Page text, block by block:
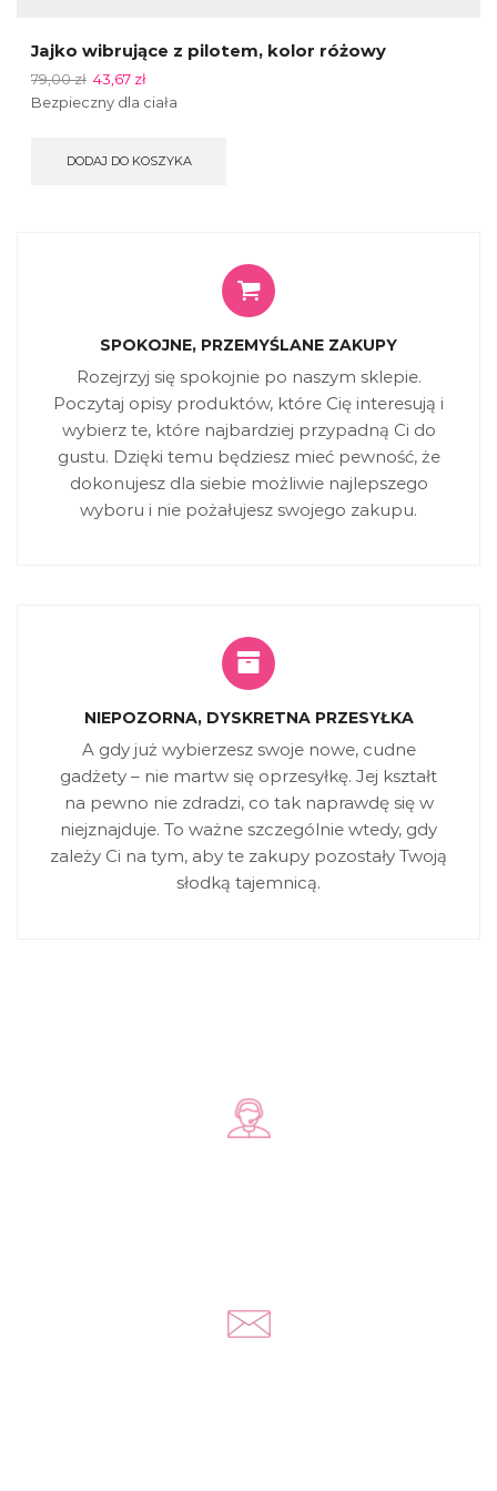
Jajko wibrujące z pilotem, kolor różowy
79,00zł 43,67 zł
Bezpieczny dla ciała
DODAJ DO KOSZYKA
SPOKOJNE, PRZEMYŚLANE ZAKUPY
Rozejrzyj się spokojnie po naszym sklepie.
Poczytaj opisy produktów, które Cię interesują i
wybierz te, które najbardziej przypadną Ci do
gustu. Dzięki temu będziesz mieć pewność, że
dokonujesz dla siebie możliwie najlepszego
wyboru i nie pożałujesz swojego zakupu.
NIEPOZORNA, DYSKRETNA PRZESYŁKA
A gdy już wybierzesz swoje nowe, cudne
gadżety – nie martw się oprzesyłkę. Jej kształt
na pewno nie zdradzi, co tak naprawdę się w
niejznajduje. To ważne szczególnie wtedy, gdy
zależy Ci na tym, aby te zakupy pozostały Twoją
słodką tajemnicą.